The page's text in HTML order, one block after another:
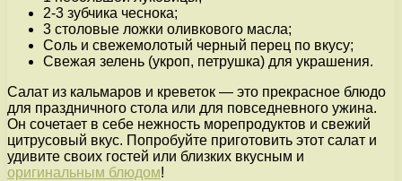
2-3 зубчика чеснока;
3 столовые ложки оливкового масла;
Соль и свежемолотый черный перец по вкусу;
Свежая зелень (укроп, петрушка) для украшения.
Салат из кальмаров и креветок — это прекрасное блюдо
для праздничного стола или для повседневного ужина.
Он сочетает в себе нежность морепродуктов и свежий
цитрусовый вкус. Попробуйте приготовить этот салат и
удивите своих гостей или близких вкусным и
оригинальным блюдом!